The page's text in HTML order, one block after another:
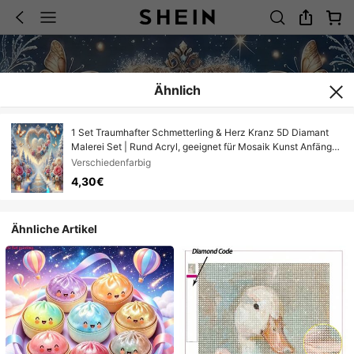
Ähnlich
1 Set Traumhafter Schmetterling & Herz Kranz 5D Diamant
Malerei Set | Rund Acryl, geeignet für Mosaik Kunst Anfänger,
Heim Wanddekoration, ideales Weihnachtsgeschenk
Verschiedenfarbig
4,30€
Ähnliche Artikel